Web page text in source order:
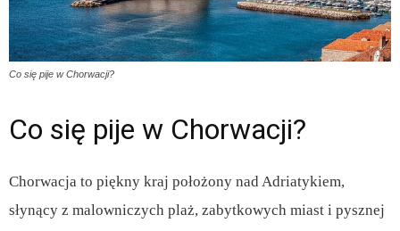
Co się pije w Chorwacji?
Co się pije w Chorwacji?
Chorwacja to piękny kraj położony nad Adriatykiem,
słynący z malowniczych plaż, zabytkowych miast i pysznej